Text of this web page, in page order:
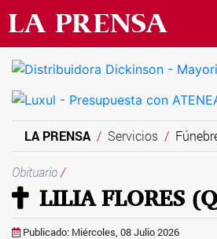
LA PRENSA Servicios
Obituario/
LILIA FLORES
Publicado: Miércoles, 08 Julio 2026